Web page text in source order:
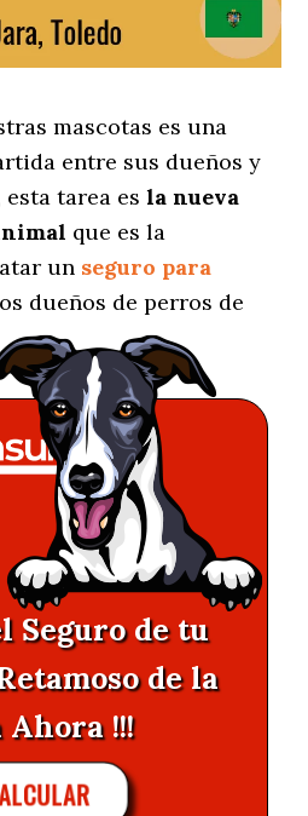
mascotas es una
entre sus dueños y
esta tarea esla nueva
que es la
un seguro para
dueños de perros de
Seguro de tu
de la
Ahora !!!